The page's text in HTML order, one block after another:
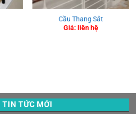
Cầu Thang Sắt
Giá: liên hệ
TIN TỨC MỚI